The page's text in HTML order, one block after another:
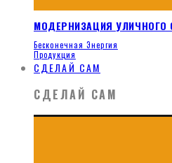
МОДЕРНИЗАЦИЯ УЛИЧНОГО
Бесконечная Энергия
Продукция
СДЕЛАЙ САМ
СДЕЛАЙ САМ